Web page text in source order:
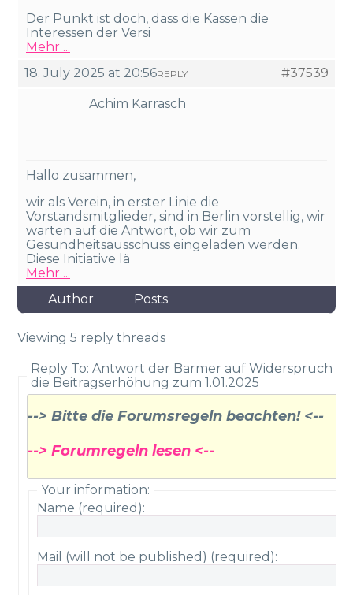
Der Punkt ist doch, dass die Kassen die
Interessen der Versi
Mehr ...
18. July 2025 at 20:56
#37539
REPLY
Achim Karrasch
Hallo zusammen,
wir als Verein, in erster Linie die
Vorstandsmitglieder, sind in Berlin vorstellig, wir
warten auf die Antwort, ob wir zum
Gesundheitsausschuss eingeladen werden.
Diese Initiative lä
Mehr ...
Author
Posts
Viewing 5 reply threads
Reply To: Antwort der Barmer auf Widerspruch
die Beitragserhöhung zum 1.01.2025
--> Bitte die Forumsregeln beachten! <--
--> Forumregeln lesen <--
Your information:
Name (required):
Mail (will not be published) (required):